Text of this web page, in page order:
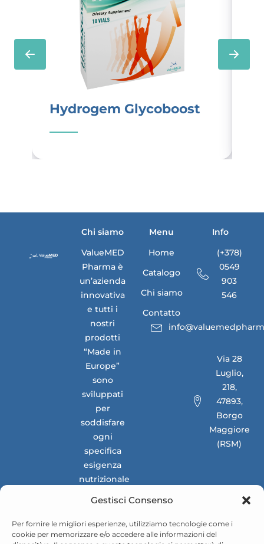
Gestisci Consenso
Per fornire le migliori esperienze, utilizziamo tecnologie come i
cookie per memorizzare e/o accedere alle informazioni del
Hydrogem Glycoboost
Chi siamo
ValueMED
Pharma è
un’azienda
innovativa
e tutti i
nostri
prodotti
“Made in
Europe”
sono
sviluppati
per
soddisfare
ogni
specifica
esigenza
nutrizionale
nazionali e
internazionali.
Menu
Home
Catalogo
Chi siamo
Contatto
Info
(+378)
0549
903
546
Via 28
Luglio,
218,
47893,
Borgo
Maggiore
(RSM)